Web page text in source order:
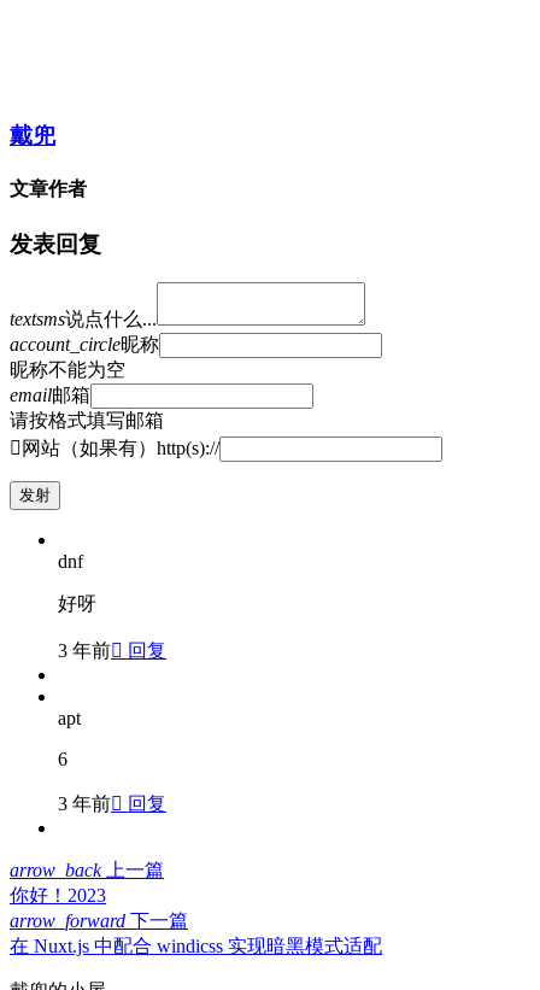
戴兜
文章作者
发表回复
textsms说点什么...
account_circle昵称
昵称不能为空
email邮箱
请按格式填写邮箱
 网站（如果有）http(s)://
dnf
好呀
3 年前 回复
apt
6
3 年前 回复
arrow_back
上一篇
你好！2023
arrow_forward 下一篇
在 Nuxt.js 中配合 windicss 实现暗黑模式适配